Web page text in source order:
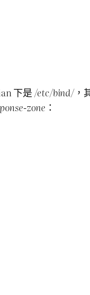
下是 /etc/bind/，
zone ：